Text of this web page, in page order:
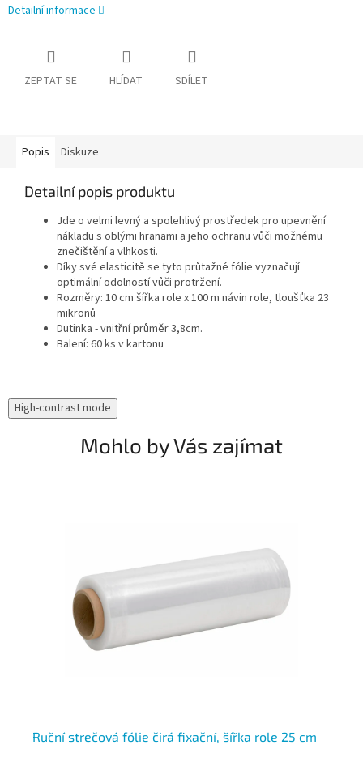
Detailní informace
ZEPTAT SE HLÍDAT SDÍLET
Popis Diskuze
Detailní popis produktu
Jde o velmi levný a spolehlivý prostředek pro upevnění
nákladu s oblými hranami a jeho ochranu vůči možnému
znečištění a vlhkosti.
Díky své elasticitě se tyto průtažné fólie vyznačují
optimální odolností vůči protržení.
Rozměry: 10 cm šířka role x 100 m návin role, tloušťka 23
mikronů
Dutinka - vnitřní průměr 3,8cm.
Balení: 60 ks v kartonu
High-contrast mode
Mohlo by Vás zajímat
Ruční strečová fólie čirá fixační, šířka role 25 cm